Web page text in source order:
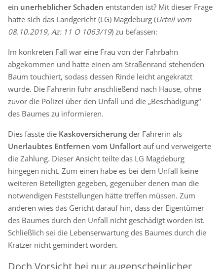
ein unerheblicher Schaden entstanden ist? Mit dieser Frage
hatte sich das Landgericht (LG) Magdeburg (Urteil vom
08.10.2019, Az: 11 O 1063/19) zu befassen:
Im konkreten Fall war eine Frau von der Fahrbahn
abgekommen und hatte einen am Straßenrand stehenden
Baum touchiert, sodass dessen Rinde leicht angekratzt
wurde. Die Fahrerin fuhr anschließend nach Hause, ohne
zuvor die Polizei über den Unfall und die „Beschädigung“
des Baumes zu informieren.
Dies fasste die Kaskoversicherung der Fahrerin als
Unerlaubtes Entfernen vom Unfallort auf und verweigerte
die Zahlung. Dieser Ansicht teilte das LG Magdeburg
hingegen nicht. Zum einen habe es bei dem Unfall keine
weiteren Beteiligten gegeben, gegenüber denen man die
notwendigen Feststellungen hätte treffen müssen. Zum
anderen wies das Gericht darauf hin, dass der Eigentümer
des Baumes durch den Unfall nicht geschädigt worden ist.
Schließlich sei die Lebenserwartung des Baumes durch die
Kratzer nicht gemindert worden.
Doch Vorsicht bei nur augenscheinlicher